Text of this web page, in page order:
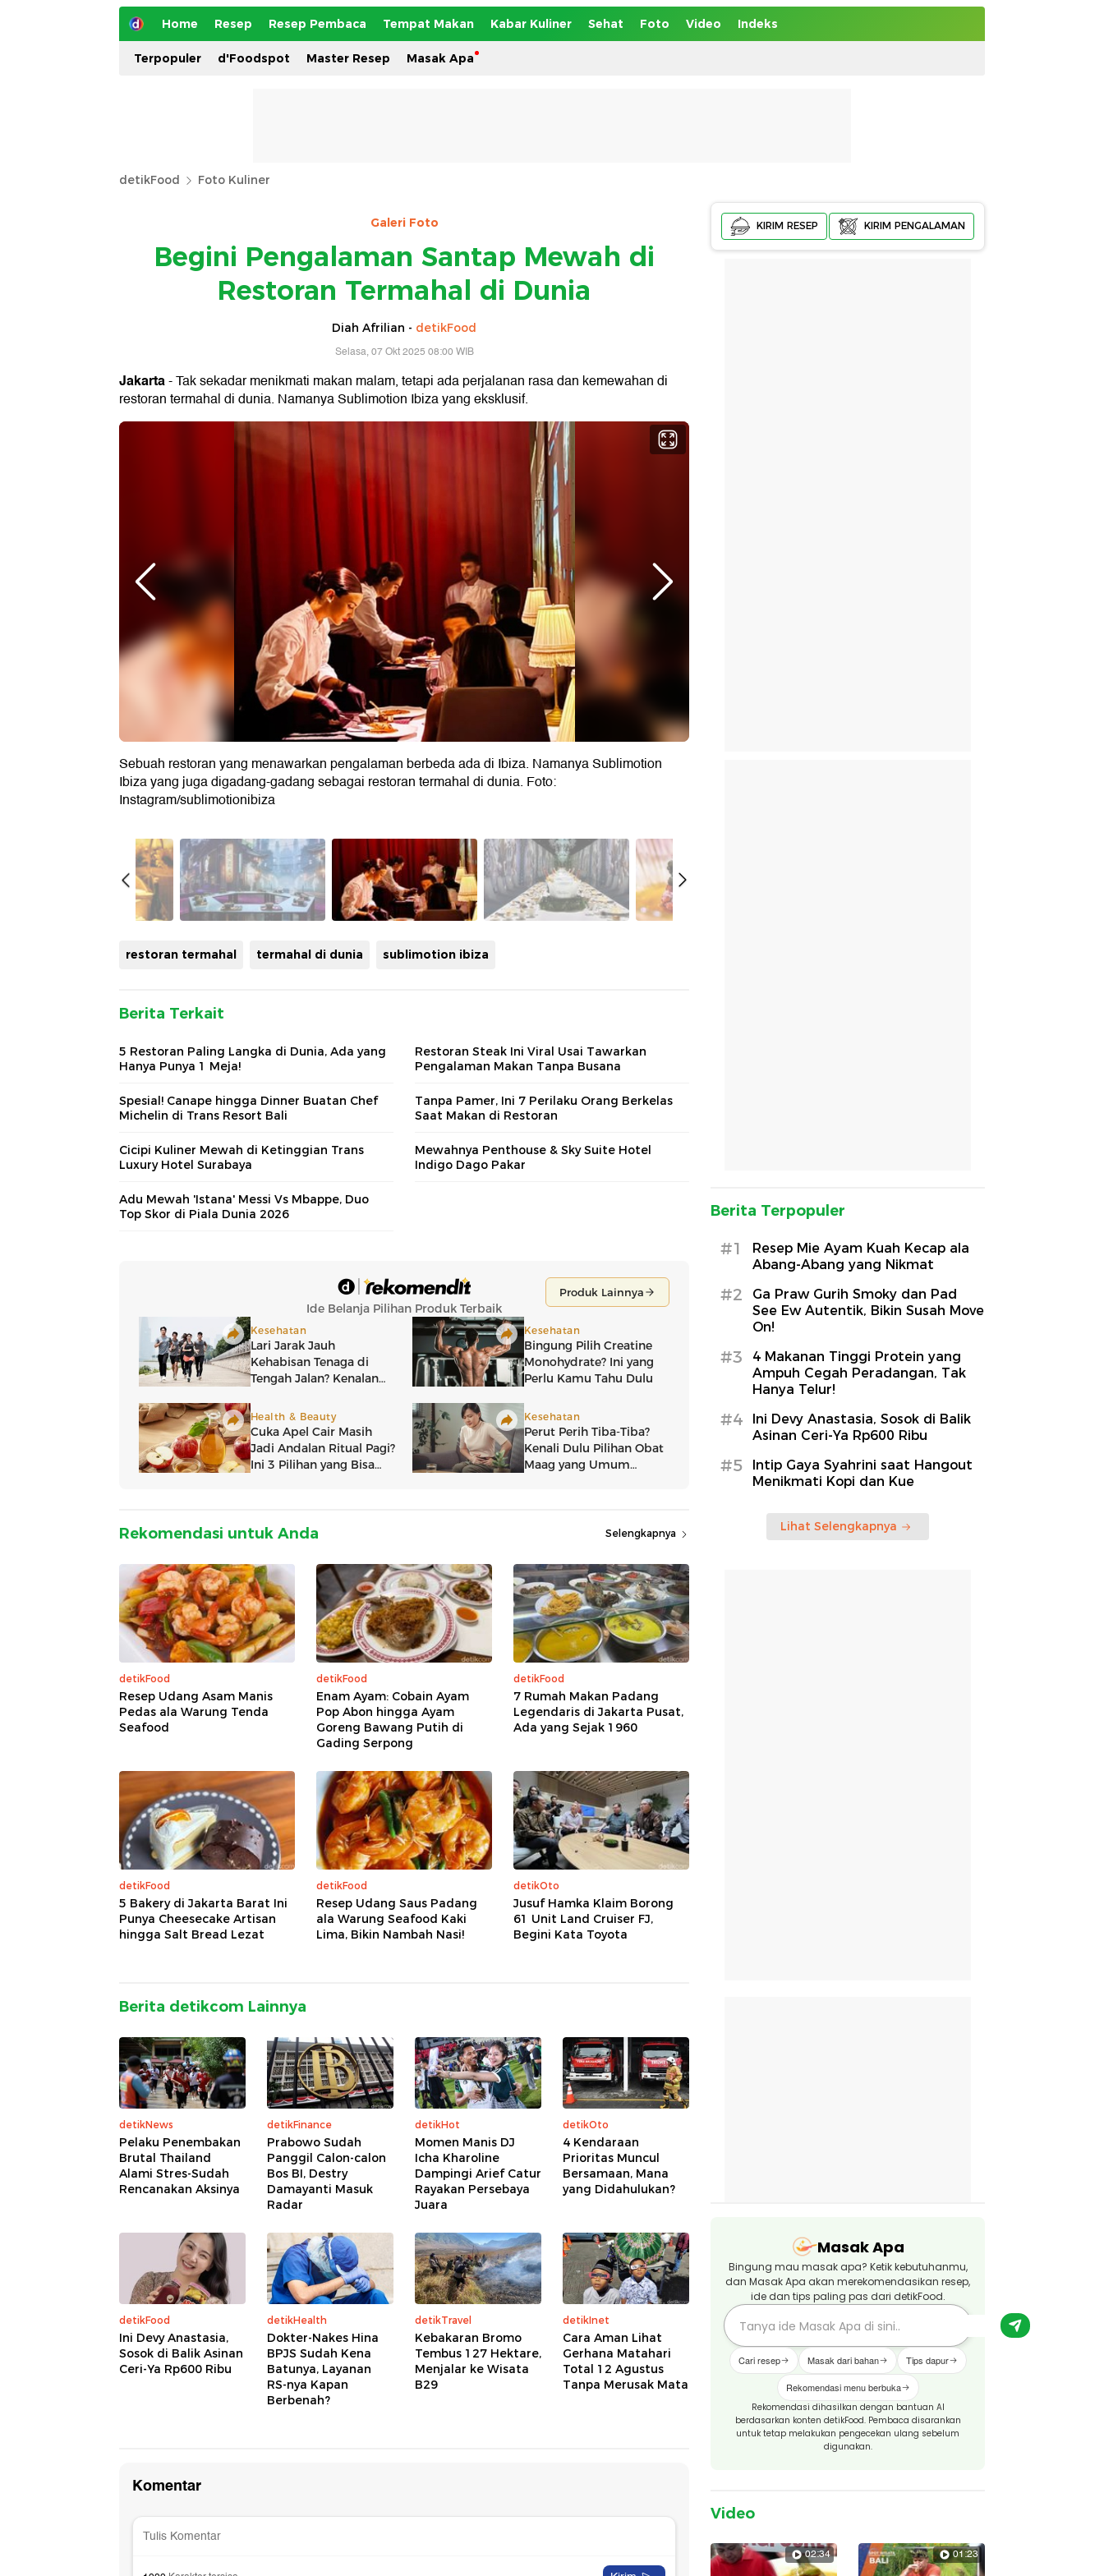
Home Resep Resep Pembaca Tempat Makan Kabar Kuliner Sehat Foto Video Indeks
Terpopuler d'Foodspot Master Resep Masak Apa
detikFood Foto Kuliner
Galeri Foto
Begini Pengalaman Santap Mewah di
Restoran Termahal di Dunia
Diah Afrilian - detikFood
Selasa, 07 Okt 2025 08:00 WIB
Jakarta- Tak sekadar menikmati makan malam, tetapi ada perjalanan rasa dan kemewahan di
restoran termahal di dunia. Namanya Sublimotion Ibiza yang eksklusif.
Sebuah restoran yang menawarkan pengalaman berbeda ada di Ibiza. Namanya Sublimotion
Ibiza yang juga digadang-gadang sebagai restoran termahal di dunia. Foto:
Instagram/sublimotionibiza
restoran termahal termahal di dunia sublimotion ibiza
Berita Terkait
5 Restoran Paling Langka di Dunia, Ada yang
Hanya Punya 1 Meja!
Restoran Steak Ini Viral Usai Tawarkan
Pengalaman Makan Tanpa Busana
Spesial! Canape hingga Dinner Buatan Chef
Michelin di Trans Resort Bali
Tanpa Pamer, Ini 7 Perilaku Orang Berkelas
Saat Makan di Restoran
Cicipi Kuliner Mewah di Ketinggian Trans
Luxury Hotel Surabaya
Mewahnya Penthouse & Sky Suite Hotel
Indigo Dago Pakar
Adu Mewah 'Istana' Messi Vs Mbappe, Duo
Top Skor di Piala Dunia 2026
Rekomendasi untuk Anda Selengkapnya
detikFood
Resep Udang Asam Manis
Pedas ala Warung Tenda
Seafood
detikFood
Enam Ayam: Cobain Ayam
Pop Abon hingga Ayam
Goreng Bawang Putih di
Gading Serpong
detikFood
7 Rumah Makan Padang
Legendaris di Jakarta Pusat,
Ada yang Sejak 1960
detikFood
5 Bakery di Jakarta Barat Ini
Punya Cheesecake Artisan
hingga Salt Bread Lezat
detikFood
Resep Udang Saus Padang
ala Warung Seafood Kaki
Lima, Bikin Nambah Nasi!
detikOto
Jusuf Hamka Klaim Borong
61 Unit Land Cruiser FJ,
Begini Kata Toyota
Berita detikcom Lainnya
detikNews
Pelaku Penembakan
Brutal Thailand
Alami Stres-Sudah
Rencanakan Aksinya
detikFinance
Prabowo Sudah
Panggil Calon-calon
Bos BI, Destry
Damayanti Masuk
Radar
detikHot
Momen Manis DJ
Icha Kharoline
Dampingi Arief Catur
Rayakan Persebaya
Juara
detikOto
4 Kendaraan
Prioritas Muncul
Bersamaan, Mana
yang Didahulukan?
detikFood
Ini Devy Anastasia,
Sosok di Balik Asinan
Ceri-Ya Rp600 Ribu
detikHealth
Dokter-Nakes Hina
BPJS Sudah Kena
Batunya, Layanan
RS-nya Kapan
Berbenah?
detikTravel
Kebakaran Bromo
Tembus 127 Hektare,
Menjalar ke Wisata
B29
detikInet
Cara Aman Lihat
Gerhana Matahari
Total 12 Agustus
Tanpa Merusak Mata
KIRIM RESEP KIRIM PENGALAMAN
Berita Terpopuler
#1
Resep Mie Ayam Kuah Kecap ala
Abang-Abang yang Nikmat
#2
Ga Praw Gurih Smoky dan Pad
See Ew Autentik, Bikin Susah Move
On!
#3
4 Makanan Tinggi Protein yang
Ampuh Cegah Peradangan, Tak
Hanya Telur!
#4
Ini Devy Anastasia, Sosok di Balik
Asinan Ceri-Ya Rp600 Ribu
#5
Intip Gaya Syahrini saat Hangout
Menikmati Kopi dan Kue
Lihat Selengkapnya
Masak Apa
Bingung mau masak apa? Ketik kebutuhanmu,
dan Masak Apa akan merekomendasikan resep,
ide dan tips paling pas dari detikFood.
Cari resep Masak dari bahan Tips dapur
Rekomendasi menu berbuka
Rekomendasi dihasilkan dengan bantuan AI
berdasarkan konten detikFood. Pembaca disarankan
untuk tetap melakukan pengecekan ulang sebelum
digunakan.
Video
02:34 01:23